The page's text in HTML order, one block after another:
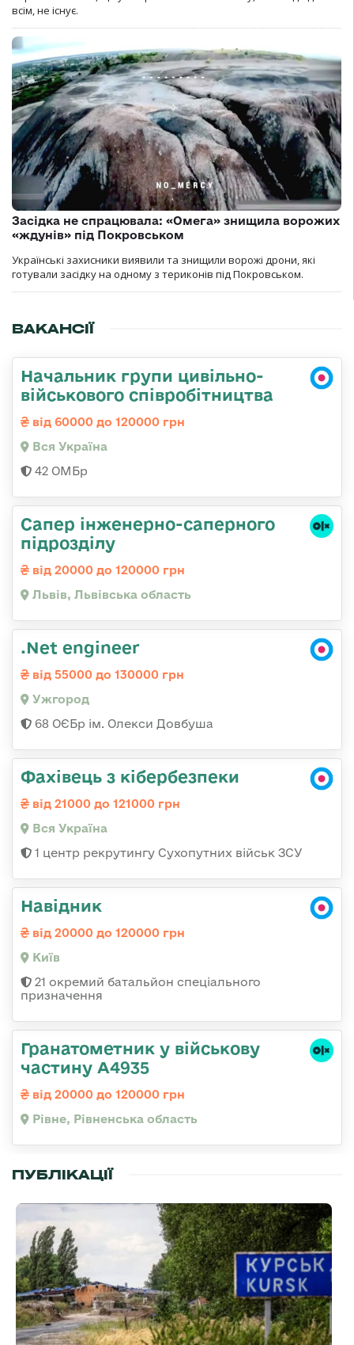
всім, не існує.
Засідка не спрацювала: «Омега» знищила ворожих
«ждунів» під Покровськом
Українські захисники виявили та знищили ворожі дрони, які
готували засідку на одному з териконів під Покровськом.
ВАКАНСІЇ
Начальник групи цивільно-
військового співробітництва
від 60000 до 120000 грн
Вся Україна
42 ОМБр
Сапер інженерно-саперного
підрозділу
від 20000 до 120000 грн
Львів, Львівська область
.Net engineer
від 55000 до 130000 грн
Ужгород
68 ОЄБр ім. Олекси Довбуша
Фахівець з кібербезпеки
від 21000 до 121000 грн
Вся Україна
1 центр рекрутингу Сухопутних військ ЗСУ
Навідник
від 20000 до 120000 грн
Київ
21 окремий батальйон спеціального
призначення
Гранатометник у військову
частину А4935
від 20000 до 120000 грн
Рівне, Рівненська область
ПУБЛІКАЦІЇ